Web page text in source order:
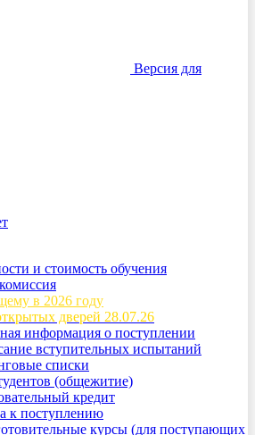
Версия для
и стоимость обучения
в 2026 году
дверей 28.07.26
информация о поступлении
вступительных испытаний
списки
(общежитие)
кредит
к поступлению
курсы (для поступающих